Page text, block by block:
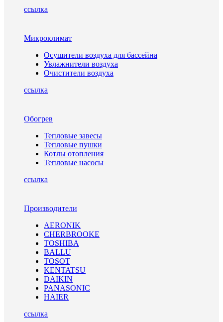
ссылка
Микроклимат
Осушители воздуха для бассейна
Увлажнители воздуха
Очистители воздуха
ссылка
Обогрев
Тепловые завесы
Тепловые пушки
Котлы отопления
Тепловые насосы
ссылка
Производители
AERONIK
CHERBROOKE
TOSHIBA
BALLU
TOSOT
KENTATSU
DAIKIN
PANASONIC
HAIER
ссылка